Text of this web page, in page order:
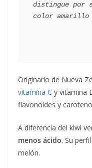
distingue por
Originario de Nueva
vitamina C y vitamina
flavonoides y
A diferencia del kiwi
menos ácido. Su
melón.